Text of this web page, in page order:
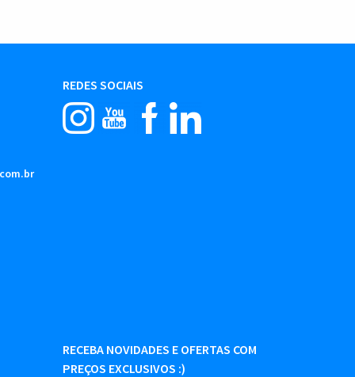
REDES SOCIAIS
RECEBA NOVIDADES E OFERTAS COM
PREÇOS EXCLUSIVOS :)